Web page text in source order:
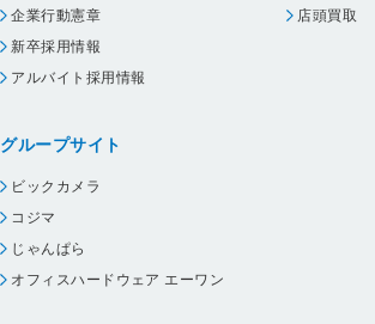
企業行動憲章
新卒採用情報
アルバイト採用情報
グループサイト
ビックカメラ
コジマ
じゃんぱら
オフィスハードウェア エーワン
店頭買取